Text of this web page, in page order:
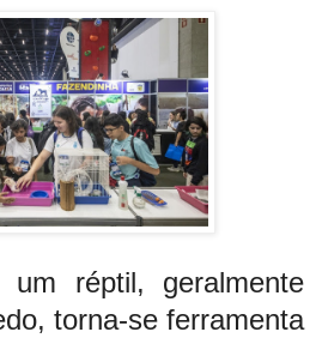
réptil, geralmente
torna-se ferramenta